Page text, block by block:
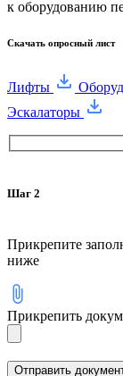
к оборудованию
Скачать опросный лист
Лифты
Эскалаторы
Шаг 2
Прикрепите
ниже
Прикрепить